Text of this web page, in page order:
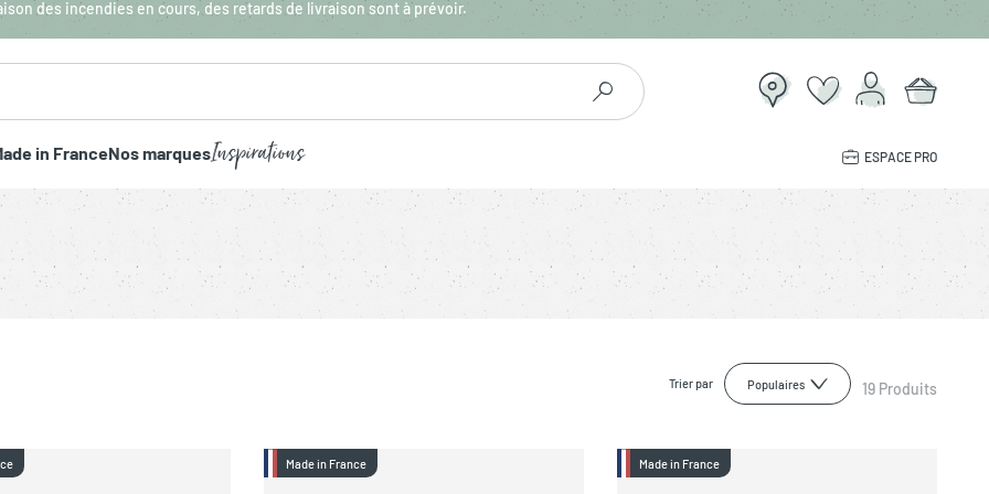
des incendies en cours, des retards de livraison sont à prévoir.
in FranceNos marquesInspirations ESPACE PRO
Trier par Populaires 19 Produits
Made in France Made in France